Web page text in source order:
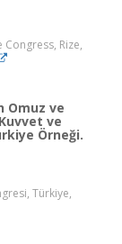
Congress, Rize,
Omuz ve
ve
Örneği.
Türkiye,